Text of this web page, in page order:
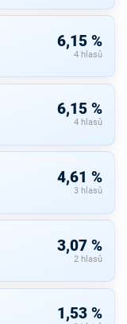
6,15 %
4 hlasů
6,15 %
4 hlasů
4,61 %
3 hlasů
3,07 %
2 hlasů
1,53 %